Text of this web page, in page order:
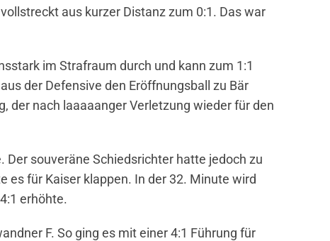
aus kurzer Distanz zum 0:1. Das war
im Strafraum durch und kann zum 1:1
der Defensive den Eröffnungsball zu Bär
der nach laaaaanger Verletzung wieder für den
souveräne Schiedsrichter hatte jedoch zu
es für Kaiser klappen. In der 32. Minute wird
erhöhte.
F. So ging es mit einer 4:1 Führung für